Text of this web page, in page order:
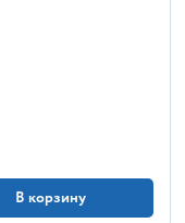
В корзину